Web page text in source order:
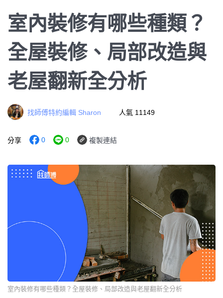
室內裝修有哪些種類？
全屋裝修、局部改造與
老屋翻新全分析
找師傅特約編輯 Sharon 人氣 11149
分享 0 0 複製連結
室內裝修有哪些種類？全屋裝修、局部改造與老屋翻新全分析